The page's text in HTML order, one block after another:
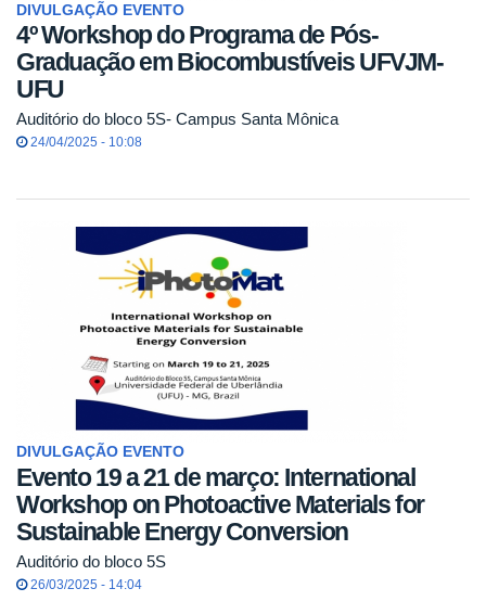
DIVULGAÇÃO EVENTO
4º Workshop do Programa de Pós-
Graduação em Biocombustíveis UFVJM-
UFU
Auditório do bloco 5S- Campus Santa Mônica
24/04/2025 - 10:08
DIVULGAÇÃO EVENTO
Evento 19 a 21 de março: International
Workshop on Photoactive Materials for
Sustainable Energy Conversion
Auditório do bloco 5S
26/03/2025 - 14:04